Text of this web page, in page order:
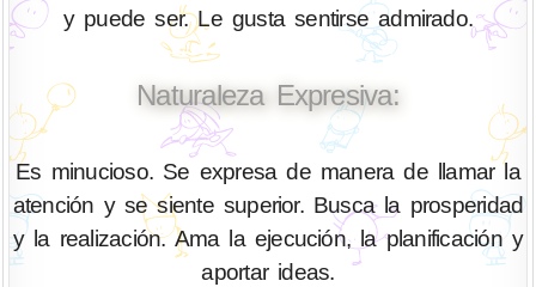
y puede ser. Le gusta sentirse admirado.
Naturaleza Expresiva:
Es minucioso. Se expresa de manera de llamar la
atención y se siente superior. Busca la prosperidad
y la realización. Ama la ejecución, la planificación y
aportar ideas.